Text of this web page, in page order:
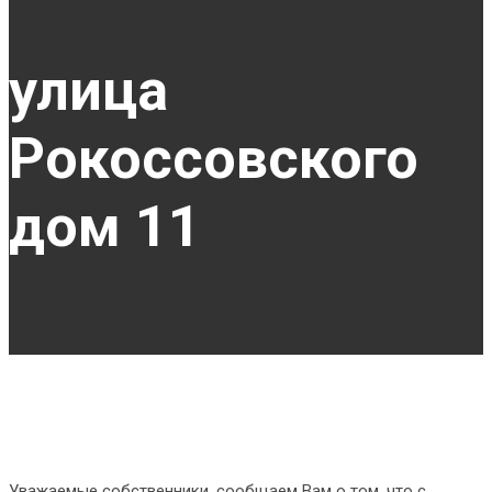
улица
Рокоссовского
дом 11